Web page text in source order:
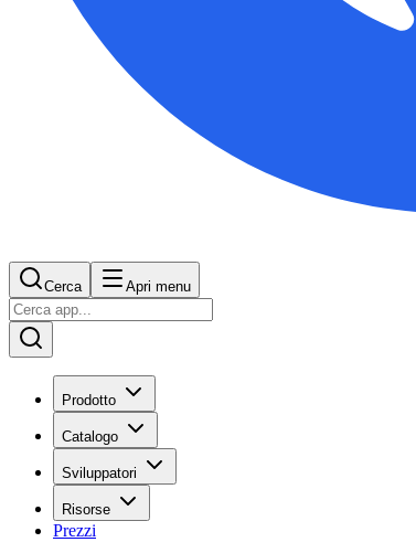
Cerca Apri menu
Prodotto
Catalogo
Sviluppatori
Risorse
Prezzi